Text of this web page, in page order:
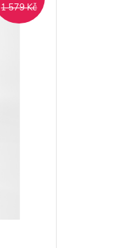
1 579 Kč